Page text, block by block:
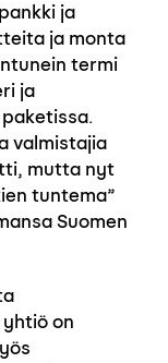
ja
ja monta
termi
ja
valmistajia
mutta nyt
tuntema”
Suomen
on